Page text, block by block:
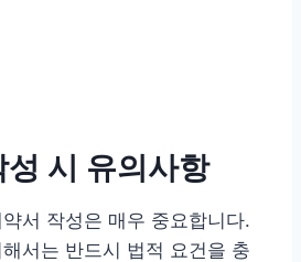
시 유의사항
서 작성은 매우 중요합니다.
서는 반드시 법적 요건을 충